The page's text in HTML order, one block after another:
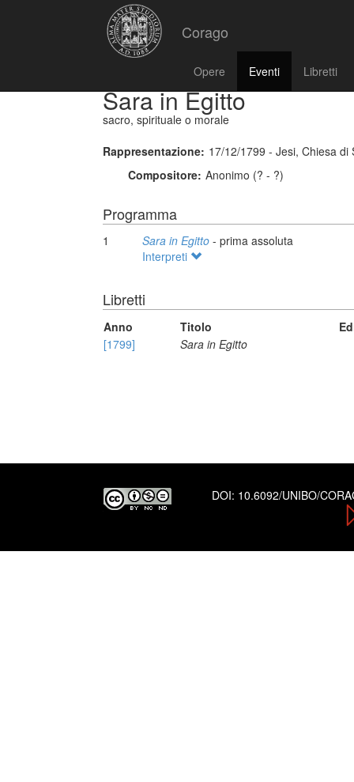
Corago
Opere Eventi Libretti
Sara in Egitto
sacro, spirituale o morale
Rappresentazione: 17/12/1799 - Jesi, Chiesa
Compositore: Anonimo (? - ?)
Programma
1 Sara in Egitto - prima assoluta
Interpreti
Libretti
Anno Titolo
[1799]
Sara in Egitto
DOI: 10.6092/UNIBO/